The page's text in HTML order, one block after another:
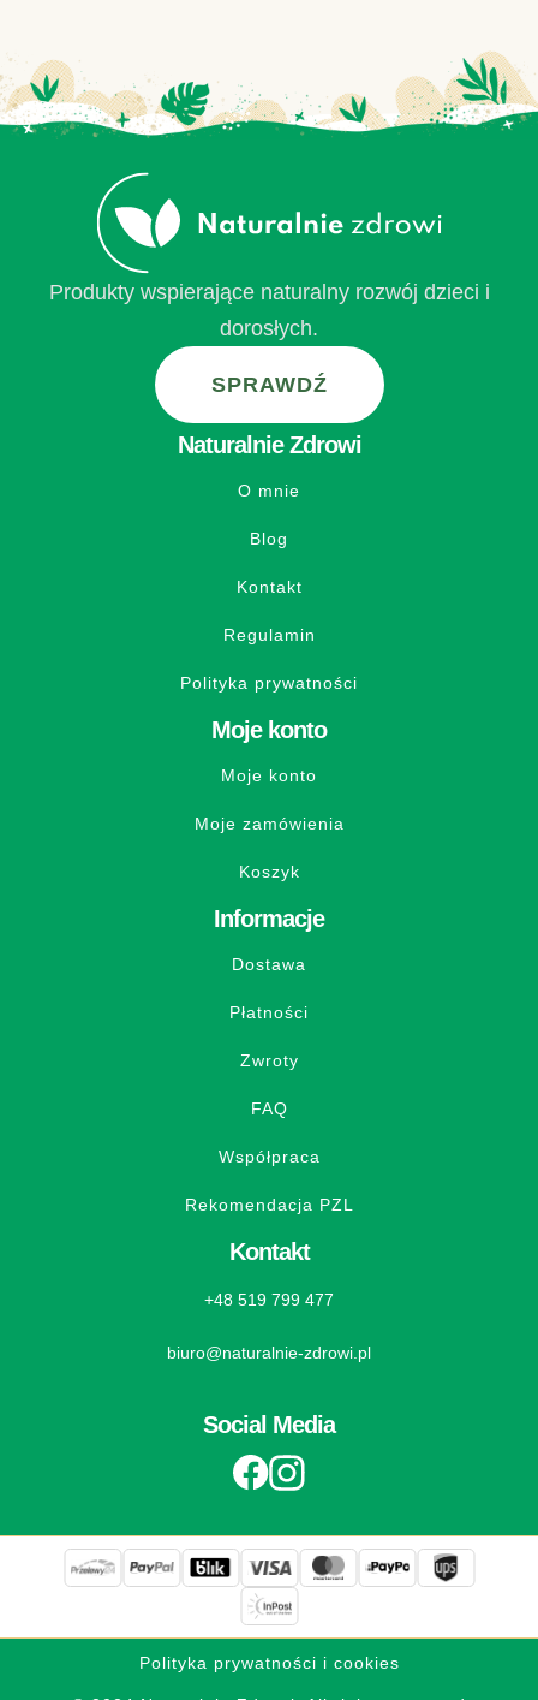
Produkty wspierające naturalny rozwój dzieci i
dorosłych.
SPRAWDŹ
Naturalnie Zdrowi
O mnie
Blog
Kontakt
Regulamin
Polityka prywatności
Moje konto
Moje konto
Moje zamówienia
Koszyk
Informacje
Dostawa
Płatności
Zwroty
FAQ
Współpraca
Rekomendacja PZL
Kontakt
+48 519 799 477
biuro@naturalnie-zdrowi.pl
Social Media
Polityka prywatności i cookies